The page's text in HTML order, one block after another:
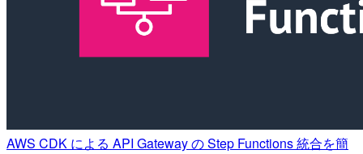
AWS CDK による API Gateway の Step Functions 統合を簡